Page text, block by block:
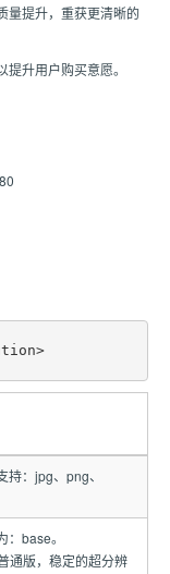
量提升，重获更清晰的
升用户购买意愿。
：jpg、png、
base。
通版，稳定的超分辨